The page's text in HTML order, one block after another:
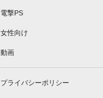
電撃PS
女性向け
動画
プライバシーポリシー